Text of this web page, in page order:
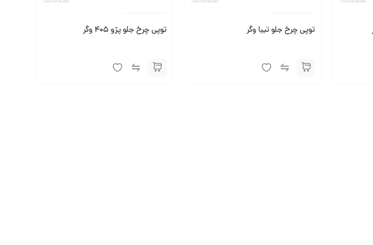
توپی چرخ جلو تیبا وگر توپی چرخ جلو پژو 405 وگر